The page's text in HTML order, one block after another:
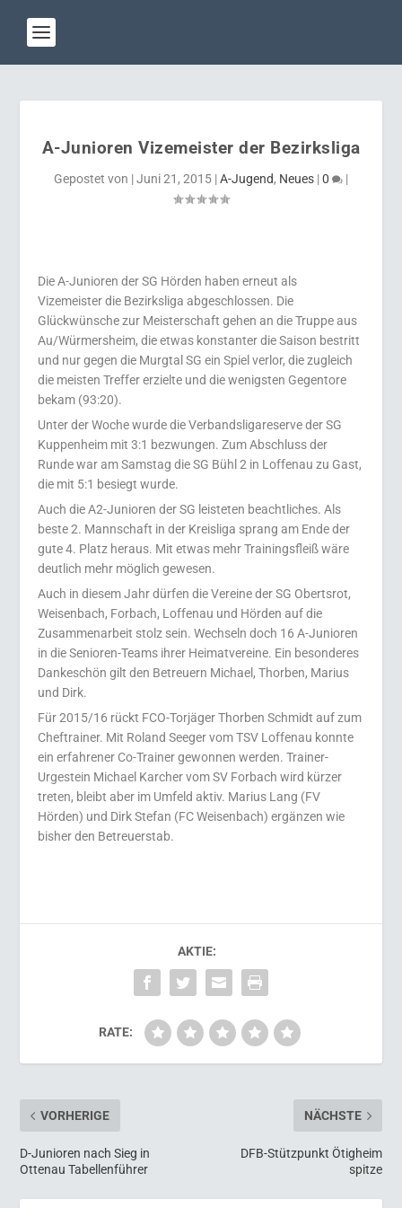
A-Junioren Vizemeister der Bezirksliga
Gepostet von |Juni 21, 2015 |A-Jugend, Neues |0 |
Die A-Junioren der SG Hörden haben erneut als
Vizemeister die Bezirksliga abgeschlossen. Die
Glückwünsche zur Meisterschaft gehen an die Truppe aus
Au/Würmersheim, die etwas konstanter die Saison bestritt
und nur gegen die Murgtal SG ein Spiel verlor, die zugleich
die meisten Treffer erzielte und die wenigsten Gegentore
bekam (93:20).
Unter der Woche wurde die Verbandsligareserve der SG
Kuppenheim mit 3:1 bezwungen. Zum Abschluss der
Runde war am Samstag die SG Bühl 2 in Loffenau zu Gast,
die mit 5:1 besiegt wurde.
Auch die A2-Junioren der SG leisteten beachtliches. Als
beste 2. Mannschaft in der Kreisliga sprang am Ende der
gute 4. Platz heraus. Mit etwas mehr Trainingsfleiß wäre
deutlich mehr möglich gewesen.
Auch in diesem Jahr dürfen die Vereine der SG Obertsrot,
Weisenbach, Forbach, Loffenau und Hörden auf die
Zusammenarbeit stolz sein. Wechseln doch 16 A-Junioren
in die Senioren-Teams ihrer Heimatvereine. Ein besonderes
Dankeschön gilt den Betreuern Michael, Thorben, Marius
und Dirk.
Für 2015/16 rückt FCO-Torjäger Thorben Schmidt auf zum
Cheftrainer. Mit Roland Seeger vom TSV Loffenau konnte
ein erfahrener Co-Trainer gewonnen werden. Trainer-
Urgestein Michael Karcher vom SV Forbach wird kürzer
treten, bleibt aber im Umfeld aktiv. Marius Lang (FV
Hörden) und Dirk Stefan (FC Weisenbach) ergänzen wie
bisher den Betreuerstab.
AKTIE:
RATE:
VORHERIGE
D-Junioren nach Sieg in
Ottenau Tabellenführer
NÄCHSTE
DFB-Stützpunkt Ötigheim
spitze